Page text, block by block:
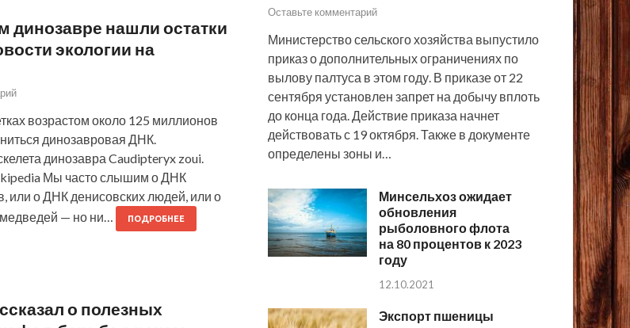
динозавре нашли остатки
экологии на
возрастом около 125 миллионов
динозавровая ДНК.
динозавра Caudipteryx zoui.
Мы часто слышим о ДНК
или о ДНК денисовских людей, или о
— но ни…
ПОДРОБНЕЕ
о полезных
Оставьте комментарий
Министерство сельского хозяйства выпустило
приказ о дополнительных ограничениях по
вылову палтуса в этом году. В приказе от 22
сентября установлен запрет на добычу вплоть
до конца года. Действие приказа начнет
действовать с 19 октября. Также в документе
определены зоны и…
Минсельхоз ожидает
обновления
рыболовного флота
на 80 процентов к 2023
году
12.10.2021
Экспорт пшеницы